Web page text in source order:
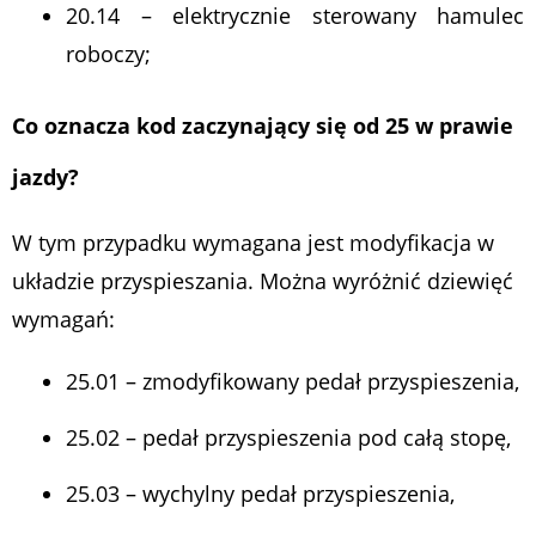
20.14 – elektrycznie sterowany hamulec
roboczy;
Co oznacza kod zaczynający się od 25 w prawie
jazdy?
W tym przypadku wymagana jest modyfikacja w
układzie przyspieszania. Można wyróżnić dziewięć
wymagań:
25.01 – zmodyfikowany pedał przyspieszenia,
25.02 – pedał przyspieszenia pod całą stopę,
25.03 – wychylny pedał przyspieszenia,